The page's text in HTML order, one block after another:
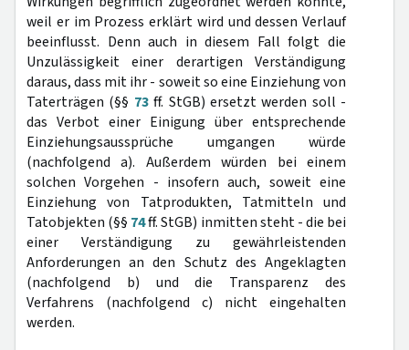
weil er im Prozess erklärt wird und dessen Verlauf
beeinflusst. Denn auch in diesem Fall folgt die
Unzulässigkeit einer derartigen Verständigung
daraus, dass mit ihr - soweit so eine Einziehung von
Taterträgen (§§ 73ff. StGB) ersetzt werden soll -
das Verbot einer Einigung über entsprechende
Einziehungsaussprüche umgangen würde
(nachfolgend a). Außerdem würden bei einem
solchen Vorgehen - insofern auch, soweit eine
Einziehung von Tatprodukten, Tatmitteln und
Tatobjekten (§§ 74ff. StGB) inmitten steht - die bei
einer Verständigung zu gewährleistenden
Anforderungen an den Schutz des Angeklagten
(nachfolgend b) und die Transparenz des
Verfahrens (nachfolgend c) nicht eingehalten
werden.